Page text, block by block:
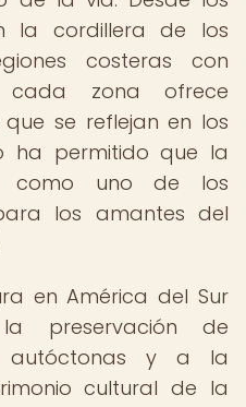
la cordillera de los
costeras con
cada zona ofrece
se reflejan en los
ha permitido que la
como uno de los
los amantes del
en América del Sur
preservación de
autóctonas y a la
cultural de la